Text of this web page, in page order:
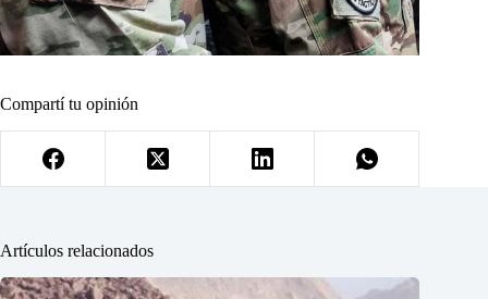
Compartí tu opinión
Artículos relacionados